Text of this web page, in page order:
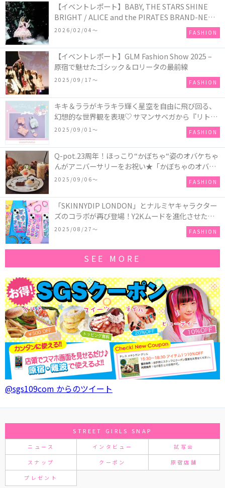
【イベントレポート】BABY, THE STARS SHINE
BRIGHT / ALICE and the PIRATES BRAND-NEW
COLLECTION in TOKYO
2026/02/04〜 FASHION
【イベントレポート】GLM Fashion Show 2025 –
原宿で魅せたゴシック＆ロリータの最前線
2025/09/17〜 FASHION
キキ＆ララがキラキラ輝く星空を自由に飛び回る、
幻想的な世界観を表現♡ サマンサベガから『リトル
ツインスターズ』50周年アニバーサリーイヤー』を
2025/09/01〜 FASHION
Q-pot.23周年！ほっこり“かぼちゃ“姿のオバケちゃ
んがアニバーサリーをお祝い★「かぼちゃのオバケ
ーキアクセサリー」が新発売！Q-pot CAFE.では
「かぼちゃのオバケーキプレート」も登場
2025/09/06〜 FASHION
「SKINNYDIP LONDON」とナルミヤキャラクター
ズのコラボが再び登場！Y2Kムードを進化させた新
作コレクションを発売♪
2025/08/27〜 FASHION
SEE MORE
@sgs109com からのツイート
STREET GIRLS SNAP
ニュース インタビュー 試写会
スナップ クーポン 原宿店舗
プレゼント